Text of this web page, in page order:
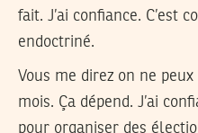
fait. J’ai confiance. C’est
endoctriné.
Vous me direz on ne
mois. Ça dépend. J’ai
pour organiser des